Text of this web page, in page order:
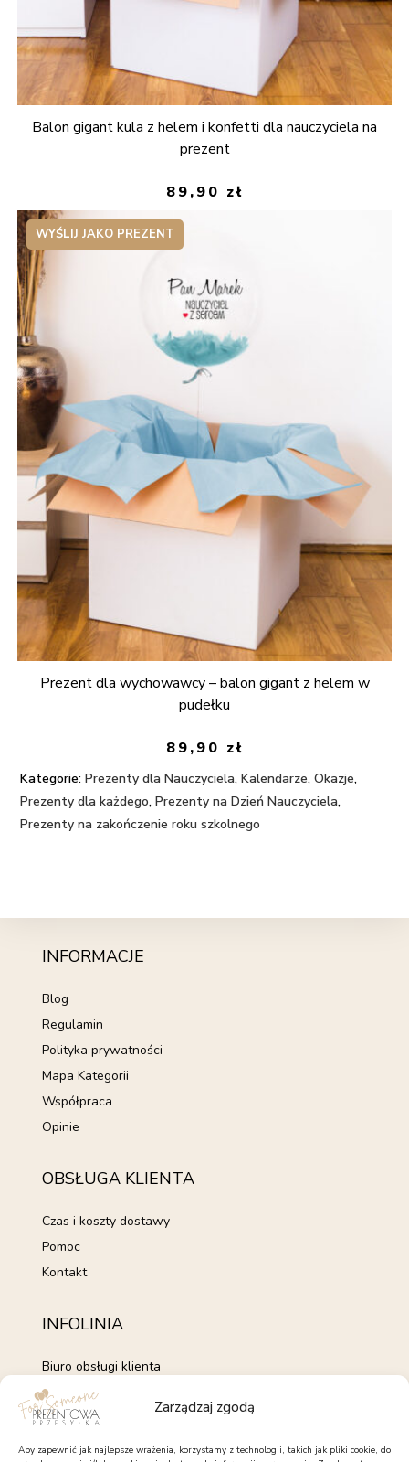
Zarządzaj zgodą
Aby zapewnić jak najlepsze wrażenia, korzystamy z technologii, takich jak pliki cookie, do
Balon gigant kula z helem i konfetti dla nauczyciela na
prezent
89,90 zł
WYŚLIJ JAKO PREZENT
Prezent dla wychowawcy – balon gigant z helem w
pudełku
89,90 zł
Kategorie: Prezenty dla Nauczyciela,Kalendarze,Okazje,
Prezenty dla każdego,Prezenty na Dzień Nauczyciela,
Prezenty na zakończenie roku szkolnego
INFORMACJE
Blog
Regulamin
Polityka prywatności
Mapa Kategorii
Współpraca
Opinie
OBSŁUGA KLIENTA
Czas i koszty dostawy
Pomoc
Kontakt
INFOLINIA
Biuro obsługi klienta
+48 735 843 843
pon. - pt. 7:00 - 15:00
kontakt@forsomeone.pl